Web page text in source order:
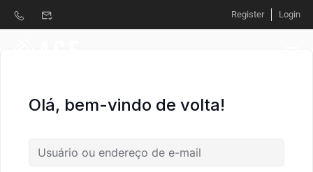
Register Login
Olá, bem-vindo de volta!